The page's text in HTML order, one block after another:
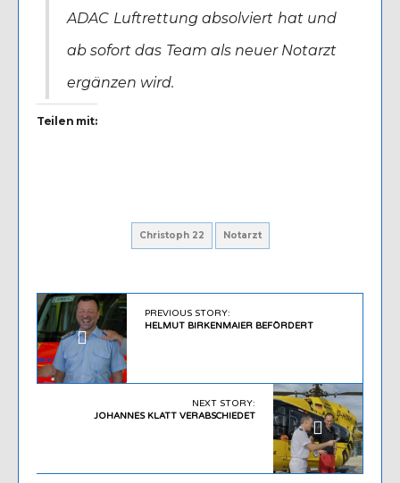
ADAC Luftrettung absolviert hat und
ab sofort das Team als neuer Notarzt
ergänzen wird.
Teilen mit:
Christoph 22 Notarzt
PREVIOUS STORY:
HELMUT BIRKENMAIER BEFÖRDERT
NEXT STORY:
JOHANNES KLATT VERABSCHIEDET